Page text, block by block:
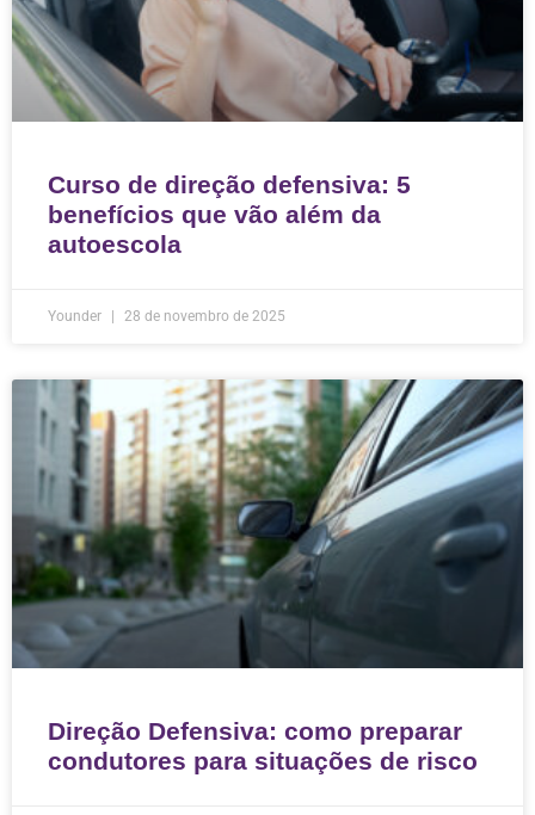
Curso de direção defensiva: 5
benefícios que vão além da
autoescola
Younder 28 de novembro de 2025
Direção Defensiva: como preparar
condutores para situações de risco